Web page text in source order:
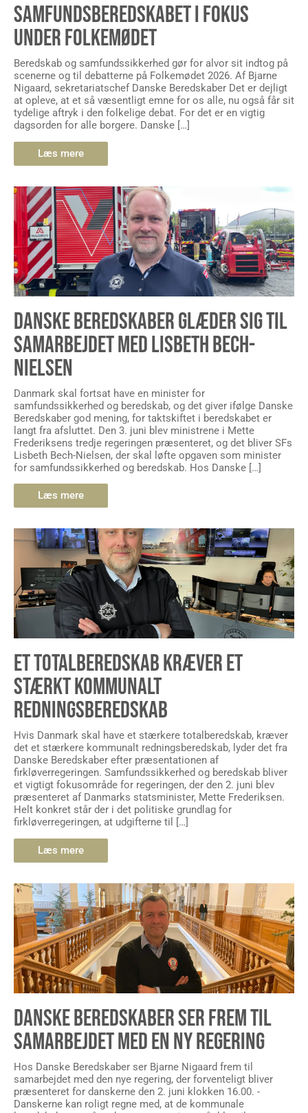
SAMFUNDSBEREDSKABET I FOKUS
UNDER FOLKEMØDET
Beredskab og samfundssikkerhed gør for alvor sit indtog på
scenerne og til debatterne på Folkemødet 2026. Af Bjarne
Nigaard, sekretariatschef Danske Beredskaber Det er dejligt
at opleve, at et så væsentligt emne for os alle, nu også får sit
tydelige aftryk i den folkelige debat. For det er en vigtig
dagsorden for alle borgere. Danske […]
Læs mere
DANSKE BEREDSKABER GLÆDER SIG TIL
SAMARBEJDET MED LISBETH BECH-
NIELSEN
Danmark skal fortsat have en minister for
samfundssikkerhed og beredskab, og det giver ifølge Danske
Beredskaber god mening, for taktskiftet i beredskabet er
langt fra afsluttet. Den 3. juni blev ministrene i Mette
Frederiksens tredje regeringen præsenteret, og det bliver SFs
Lisbeth Bech-Nielsen, der skal løfte opgaven som minister
for samfundssikkerhed og beredskab. Hos Danske […]
Læs mere
ET TOTALBEREDSKAB KRÆVER ET
STÆRKT KOMMUNALT
REDNINGSBEREDSKAB
Hvis Danmark skal have et stærkere totalberedskab, kræver
det et stærkere kommunalt redningsberedskab, lyder det fra
Danske Beredskaber efter præsentationen af
firkløverregeringen. Samfundssikkerhed og beredskab bliver
et vigtigt fokusområde for regeringen, der den 2. juni blev
præsenteret af Danmarks statsminister, Mette Frederiksen.
Helt konkret står der i det politiske grundlag for
firkløverregeringen, at udgifterne til […]
Læs mere
DANSKE BEREDSKABER SER FREM TIL
SAMARBEJDET MED EN NY REGERING
Hos Danske Beredskaber ser Bjarne Nigaard frem til
samarbejdet med den nye regering, der forventeligt bliver
præsenteret for danskerne den 2. juni klokken 16.00. -
Danskerne kan roligt regne med, at de kommunale